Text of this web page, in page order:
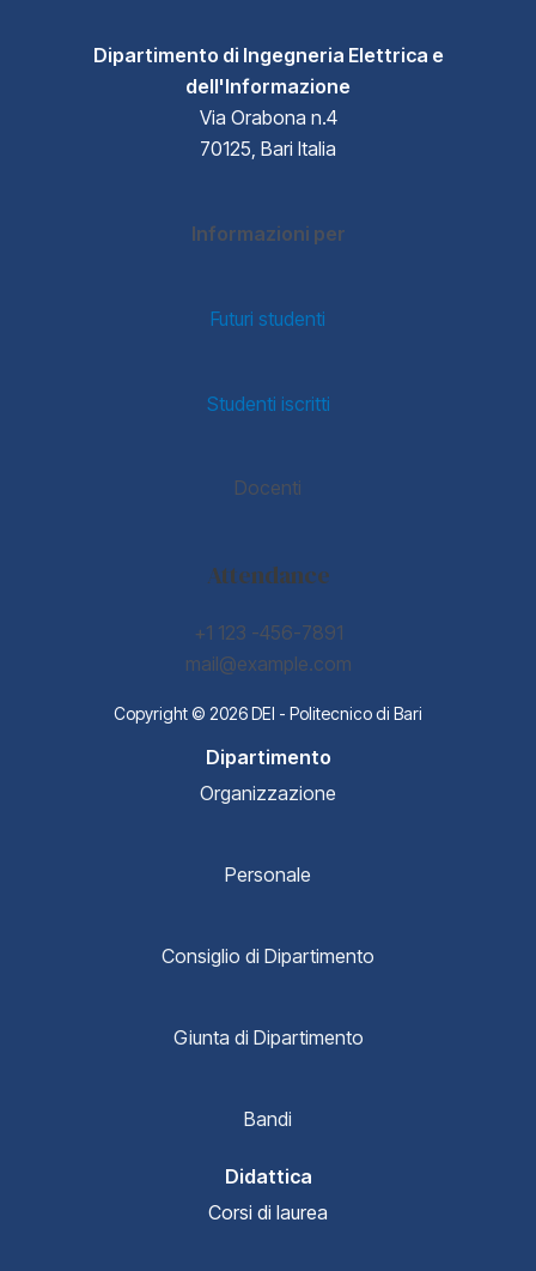
Dipartimento di Ingegneria Elettrica e
dell'Informazione
Via Orabona n.4
70125, Bari Italia
Informazioni per
Futuri studenti
Studenti iscritti
Docenti
Attendance
+1 123 -456-7891
mail@example.com
Copyright © 2026 DEI - Politecnico di Bari
Dipartimento
Organizzazione
Personale
Consiglio di Dipartimento
Giunta di Dipartimento
Bandi
Didattica
Corsi di laurea